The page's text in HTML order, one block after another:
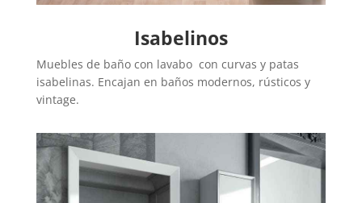
Isabelinos
Muebles de baño con lavabo con curvas y patas
isabelinas. Encajan en baños modernos, rústicos y
vintage.